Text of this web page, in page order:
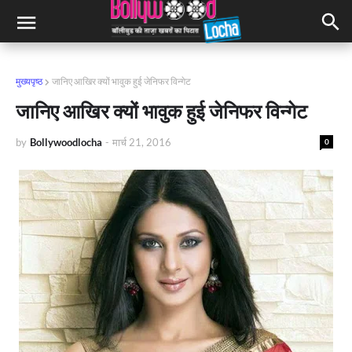
मुख्यपृष्ठ जानिए आखिर क्यों भावुक हुई जेनिफर विन्गेट
जानिए आखिर क्यों भावुक हुई जेनिफर विन्गेट
by Bollywoodlocha 0
- मार्च 21, 2016